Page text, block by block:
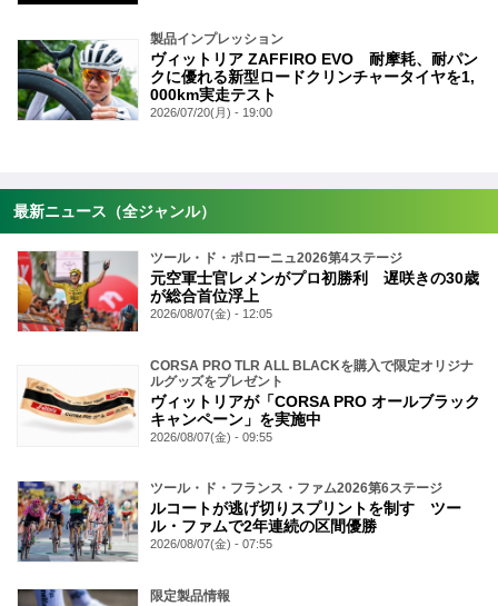
製品インプレッション
ヴィットリア ZAFFIRO EVO 耐摩耗、耐パン
クに優れる新型ロードクリンチャータイヤを1,
000km実走テスト
2026/07/20(月) - 19:00
最新ニュース（全ジャンル）
ツール・ド・ポローニュ2026第4ステージ
元空軍士官レメンがプロ初勝利 遅咲きの30歳
が総合首位浮上
2026/08/07(金) - 12:05
CORSA PRO TLR ALL BLACKを購入で限定オリジナ
ルグッズをプレゼント
ヴィットリアが「CORSA PRO オールブラック
キャンペーン」を実施中
2026/08/07(金) - 09:55
ツール・ド・フランス・ファム2026第6ステージ
ルコートが逃げ切りスプリントを制す ツー
ル・ファムで2年連続の区間優勝
2026/08/07(金) - 07:55
限定製品情報